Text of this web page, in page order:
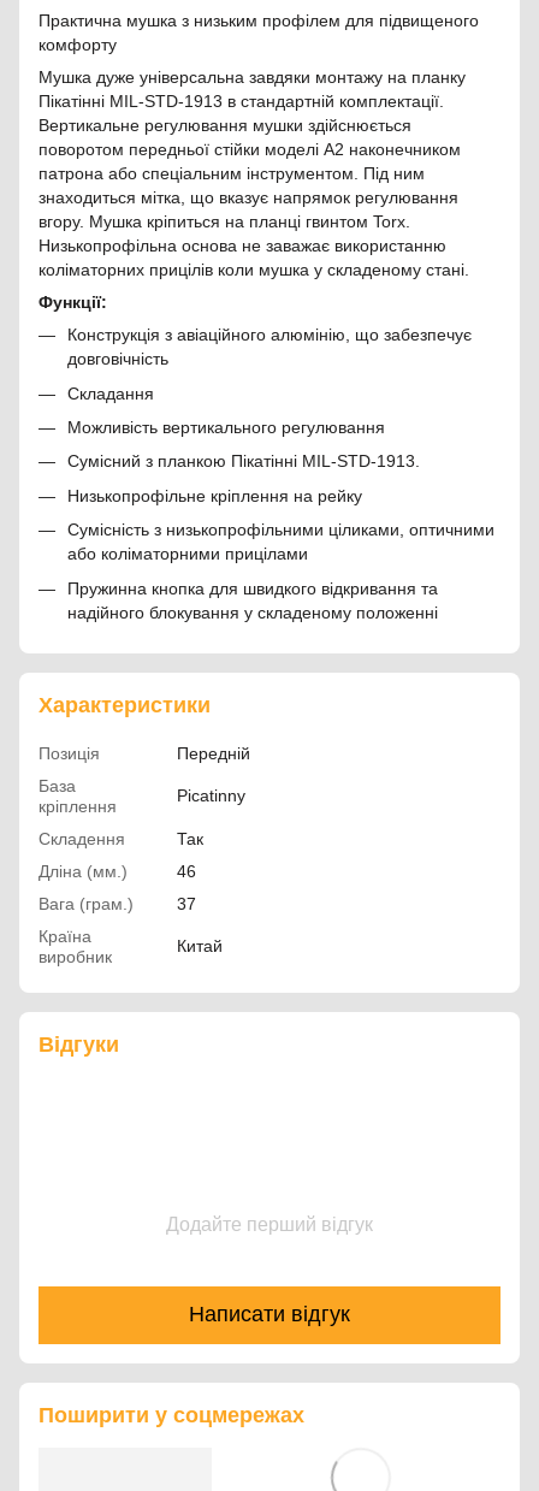
Практична мушка з низьким профілем для підвищеного
комфорту
Мушка дуже універсальна завдяки монтажу на планку
Пікатінні MIL-STD-1913 в стандартній комплектації.
Вертикальне регулювання мушки здійснюється
поворотом передньої стійки моделі А2 наконечником
патрона або спеціальним інструментом. Під ним
знаходиться мітка, що вказує напрямок регулювання
вгору. Мушка кріпиться на планці гвинтом Torx.
Низькопрофільна основа не заважає використанню
коліматорних прицілів коли мушка у складеному стані.
Функції:
Конструкція з авіаційного алюмінію, що забезпечує
довговічність
Складання
Можливість вертикального регулювання
Сумісний з планкою Пікатінні MIL-STD-1913.
Низькопрофільне кріплення на рейку
Сумісність з низькопрофільними ціликами, оптичними
або коліматорними прицілами
Пружинна кнопка для швидкого відкривання та
надійного блокування у складеному положенні
Характеристики
Позиція
Передній
База
кріплення
Picatinny
Складення
Так
Дліна (мм.)
46
Вага (грам.)
37
Країна
виробник
Китай
Відгуки
Додайте перший відгук
Написати відгук
Поширити у соцмережах